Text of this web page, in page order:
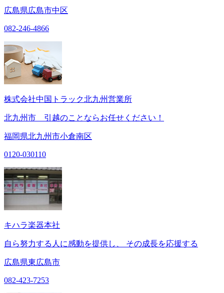
広島県広島市中区
082-246-4866
株式会社中国トラック北九州営業所
北九州市 引越のことならお任せください！
福岡県北九州市小倉南区
0120-030110
キハラ楽器本社
自ら努力する人に感動を提供し、 その成長を応援する
広島県東広島市
082-423-7253